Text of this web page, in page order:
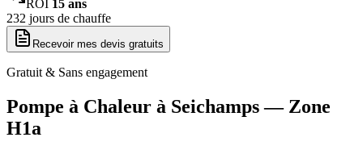
ROI 15 ans
232 jours de chauffe
Recevoir mes devis gratuits
Gratuit & Sans engagement
Pompe à Chaleur à Seichamps— Zone
H1a